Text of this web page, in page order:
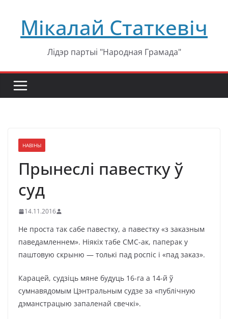
содержимому
Мікалай Статкевіч
Лідэр партыі "Народная Грамада"
НАВІНЫ
Прынеслі павестку ў
суд
14.11.2016
Не проста так сабе павестку, а павестку «з заказным
паведамленнем». Ніякіх табе СМС-ак, паперак у
паштовую скрыню — толькі пад роспіс і «пад заказ».
Карацей, судзіць мяне будуць 16-га а 14-й ў
сумнавядомым Цэнтральным судзе за «публічную
дэманстрацыю запаленай свечкі».